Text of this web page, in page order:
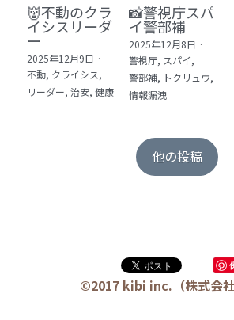
👹不動のクラ
イシスリーダ
ー
2025年12月9日 ·
不動, クライシス,
リーダー, 治安, 健康
📸警視庁スパ
イ警部補
2025年12月8日 ·
警視庁, スパイ,
警部補, トクリュウ,
情報漏洩
他の投稿
©2017 kibi inc.（株式会社